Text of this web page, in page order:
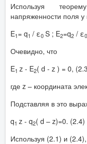
Используя
напряженности поля у
E1 = q1 / ε0 S ; E2=q2 / ε0
Очевидно, что
E1 z - E2( d - z ) = 0,
где z – координата
Подставляя в это
q1 z - q2( d – z)=0. (2.4)
Используя (2.1) и